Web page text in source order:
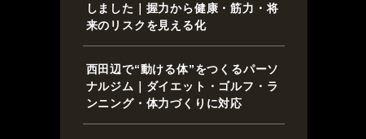
しました｜握力から健康・筋力・将
来のリスクを見える化
西田辺で“動ける体”をつくるパーソ
ナルジム｜ダイエット・ゴルフ・ラ
ンニング・体力づくりに対応